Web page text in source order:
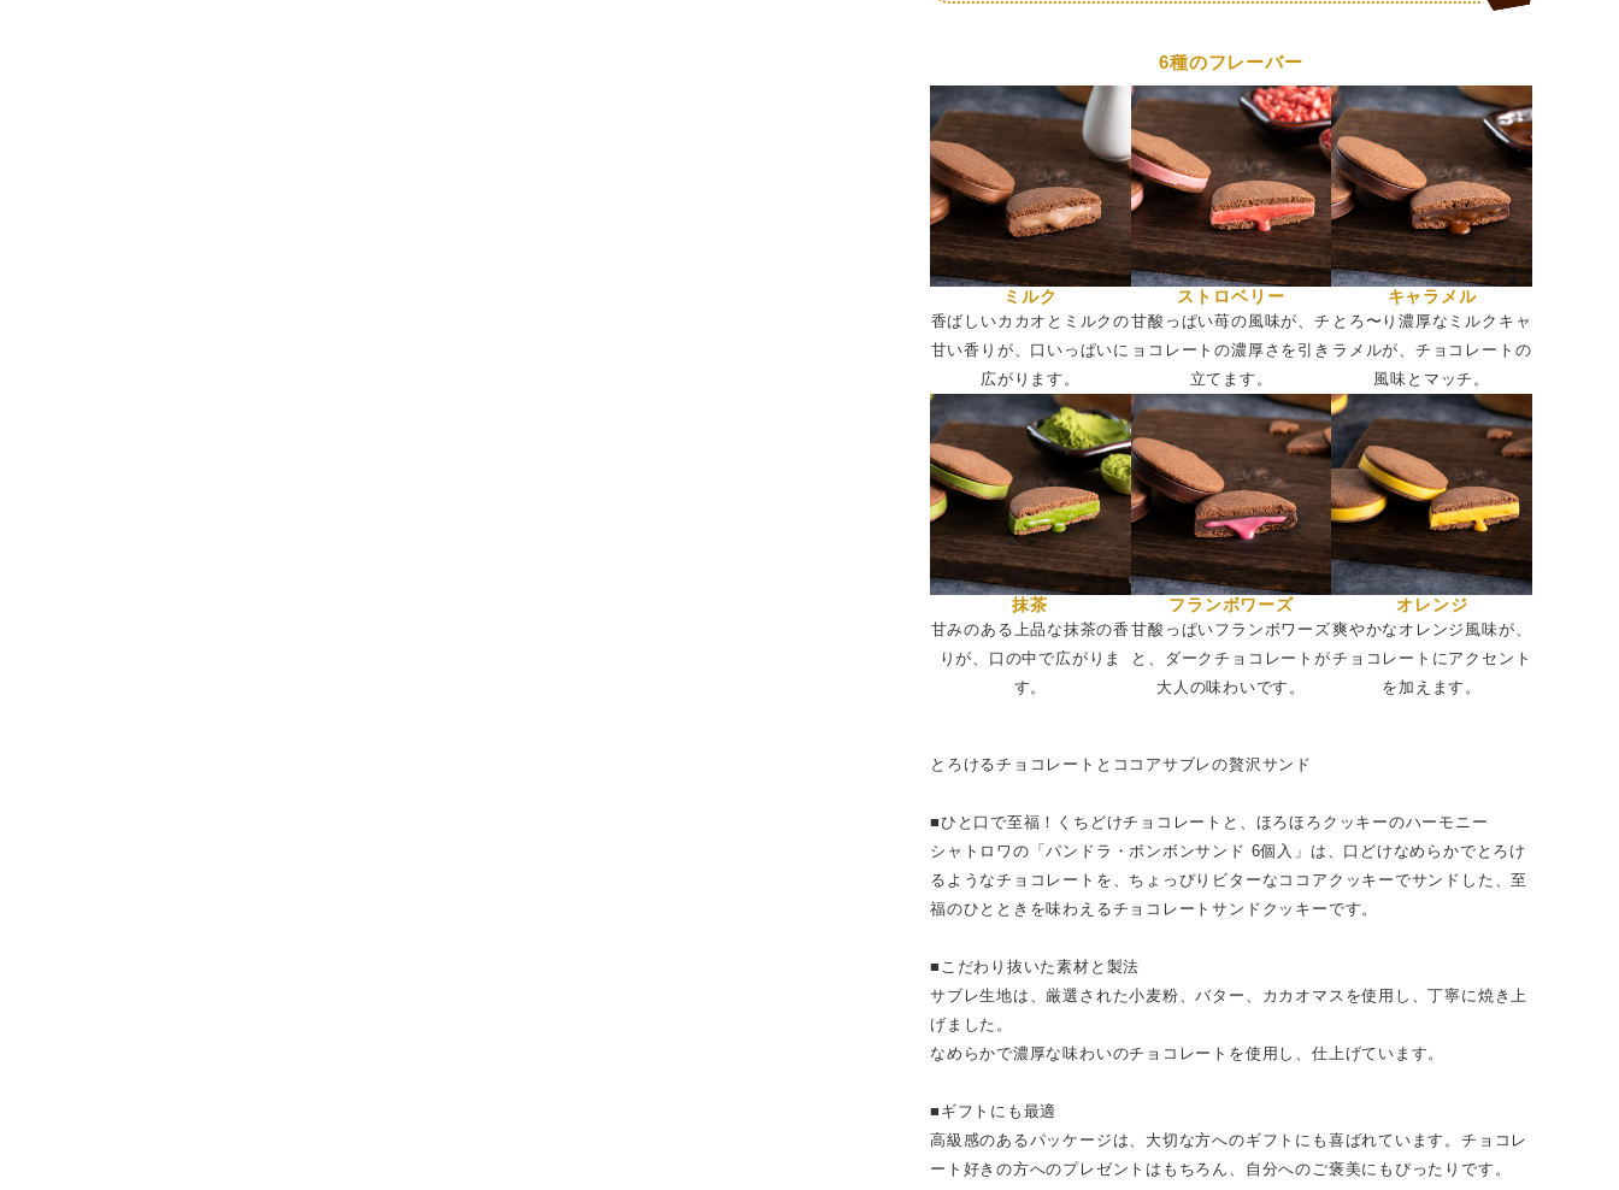
6種のフレーバー
ミルク
香ばしいカカオとミルクの
甘い香りが、口いっぱいに
広がります。
ストロベリー
甘酸っぱい苺の風味が、チ
ョコレートの濃厚さを引き
立てます。
キャラメル
とろ〜り濃厚なミルクキャ
ラメルが、チョコレートの
風味とマッチ。
抹茶
甘みのある上品な抹茶の香
りが、口の中で広がりま
す。
フランボワーズ
甘酸っぱいフランボワーズ
と、ダークチョコレートが
大人の味わいです。
オレンジ
爽やかなオレンジ風味が、
チョコレートにアクセント
を加えます。
とろけるチョコレートとココアサブレの贅沢サンド
■ひと口で至福！くちどけチョコレートと、ほろほろクッキーのハーモニー
シャトロワの「パンドラ・ボンボンサンド 6個入」は、口どけなめらかでとろけ
るようなチョコレートを、ちょっぴりビターなココアクッキーでサンドした、至
福のひとときを味わえるチョコレートサンドクッキーです。
■こだわり抜いた素材と製法
サブレ生地は、厳選された小麦粉、バター、カカオマスを使用し、丁寧に焼き上
げました。
なめらかで濃厚な味わいのチョコレートを使用し、仕上げています。
■ギフトにも最適
高級感のあるパッケージは、大切な方へのギフトにも喜ばれています。チョコレ
ート好きの方へのプレゼントはもちろん、自分へのご褒美にもぴったりです。